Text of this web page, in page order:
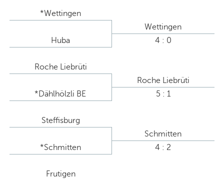
*Wettingen
Wettingen
Huba
4 : 0
Roche Liebrüti
Roche Liebrüti
*Dählhölzli BE
5 : 1
Steffisburg
Schmitten
*Schmitten
4 : 2
Frutigen